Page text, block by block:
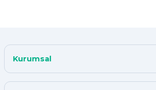
ismail tunca | 26/07/2024
Kurumsal